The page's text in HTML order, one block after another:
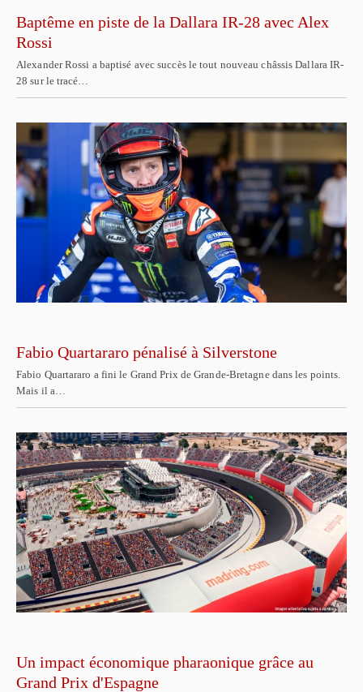
Baptême en piste de la Dallara IR-28 avec Alex
Rossi
Alexander Rossi a baptisé avec succès le tout nouveau châssis Dallara IR-
28 sur le tracé…
Fabio Quartararo pénalisé à Silverstone
Fabio Quartararo a fini le Grand Prix de Grande-Bretagne dans les points.
Mais il a…
Un impact économique pharaonique grâce au
Grand Prix d'Espagne